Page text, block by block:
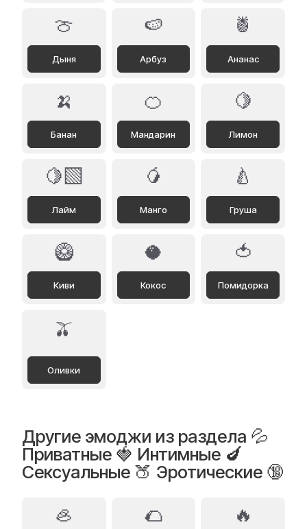
🍈
Дыня
🍉
Арбуз
🍍
Ананас
🍌
Банан
🍊
Мандарин
🍋
Лимон
🍋‍🟩
Лайм
🥭
Манго
🍐
Груша
🥝
Киви
🥥
Кокос
🍅
Помидорка
🫒
Оливки
Другие эмоджи из раздела 💦
Приватные 🍓 Интимные 🍆
Сексуальные 🍑 Эротические 🔞
🦪 🌮 🔥